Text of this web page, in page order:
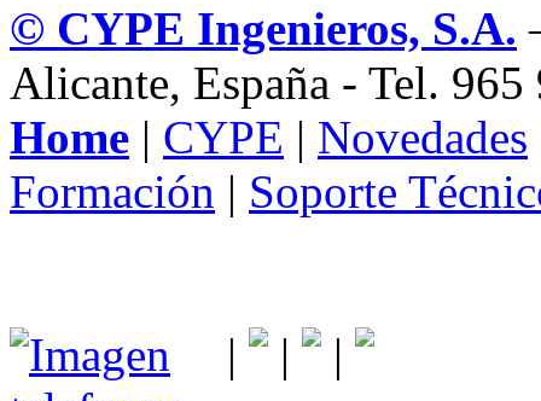
© CYPE Ingenieros, S.A.
Alicante, España - Tel.
Home | CYPE | Novedades
Formación | Soporte
| | |